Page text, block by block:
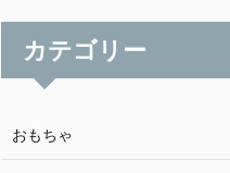
カテゴリー
おもちゃ